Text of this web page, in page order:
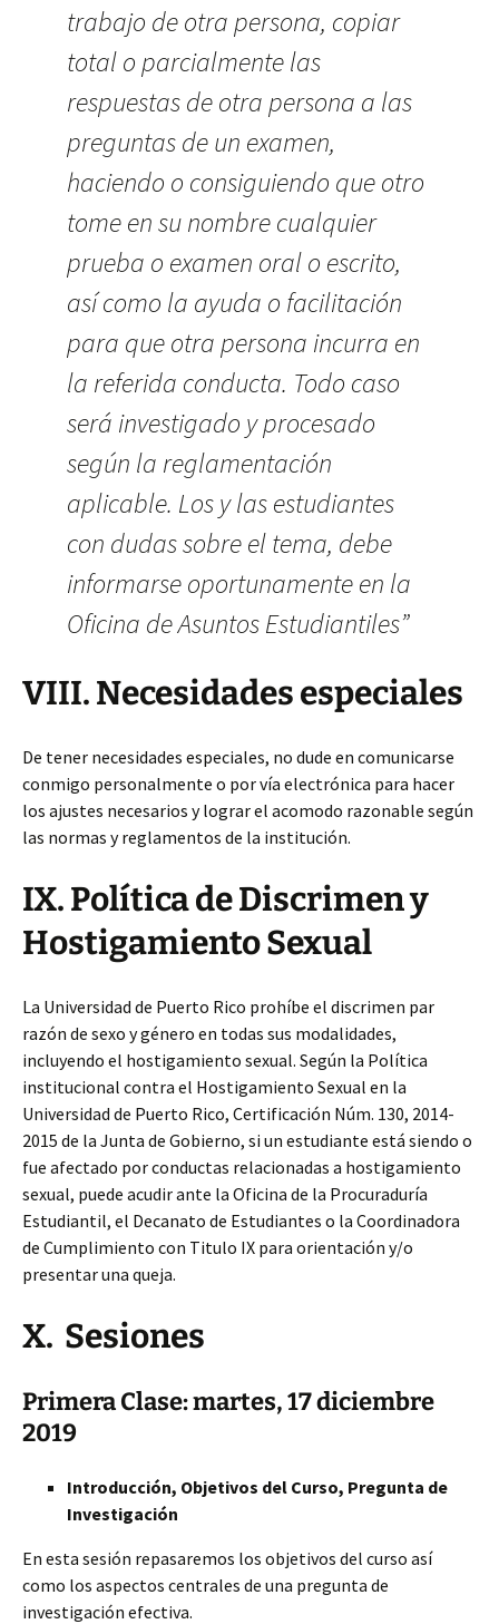
trabajo de otra persona, copiar
total o parcialmente las
respuestas de otra persona a las
preguntas de un examen,
haciendo o consiguiendo que otro
tome en su nombre cualquier
prueba o examen oral o escrito,
así como la ayuda o facilitación
para que otra persona incurra en
la referida conducta. Todo caso
será investigado y procesado
según la reglamentación
aplicable. Los y las estudiantes
con dudas sobre el tema, debe
informarse oportunamente en la
Oficina de Asuntos Estudiantiles”
VIII. Necesidades especiales
De tener necesidades especiales, no dude en comunicarse
conmigo personalmente o por vía electrónica para hacer
los ajustes necesarios y lograr el acomodo razonable según
las normas y reglamentos de la institución.
IX. Política de Discrimen y
Hostigamiento Sexual
La Universidad de Puerto Rico prohíbe el discrimen par
razón de sexo y género en todas sus modalidades,
incluyendo el hostigamiento sexual. Según la Política
institucional contra el Hostigamiento Sexual en la
Universidad de Puerto Rico, Certificación Núm. 130, 2014-
2015 de la Junta de Gobierno, si un estudiante está siendo o
fue afectado por conductas relacionadas a hostigamiento
sexual, puede acudir ante la Oficina de la Procuraduría
Estudiantil, el Decanato de Estudiantes o la Coordinadora
de Cumplimiento con Titulo IX para orientación y/o
presentar una queja.
X. Sesiones
Primera Clase: martes, 17 diciembre
2019
Introducción, Objetivos del Curso, Pregunta de
Investigación
En esta sesión repasaremos los objetivos del curso así
como los aspectos centrales de una pregunta de
investigación efectiva.